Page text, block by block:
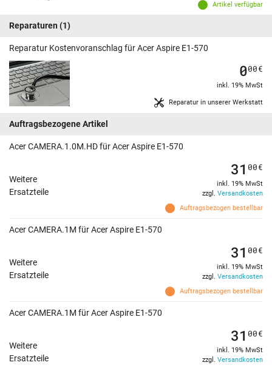
Artikel verfügbar
Reparaturen (1)
Reparatur Kostenvoranschlag für Acer Aspire E1-570
Reparatur in unserer Werkstatt
000€
inkl. 19% MwSt
Auftragsbezogene Artikel
Acer CAMERA.1.0M.HD für Acer Aspire E1-570
Weitere
Ersatzteile
Auftragsbezogen bestellbar
31 00€
inkl. 19% MwSt
zzgl. Versandkosten
Acer CAMERA.1M für Acer Aspire E1-570
Weitere
Ersatzteile
Auftragsbezogen bestellbar
31 00€
inkl. 19% MwSt
zzgl. Versandkosten
Acer CAMERA.1M für Acer Aspire E1-570
Weitere
Ersatzteile
31 00€
inkl. 19% MwSt
zzgl. Versandkosten